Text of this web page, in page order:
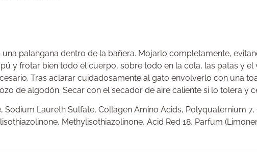
una palangana dentro de la bañera. Mojarlo completamente,
y frotar bien todo el cuerpo, sobre todo en la cola, las patas y
Tras aclarar cuidadosamente al gato envolverlo con una
de algodón. Secar con el secador de aire caliente si lo tolera y
Sodium Laureth Sulfate, Collagen Amino Acids, Polyquaternium
Methylisothiazolinone, Acid Red 18, Parfum